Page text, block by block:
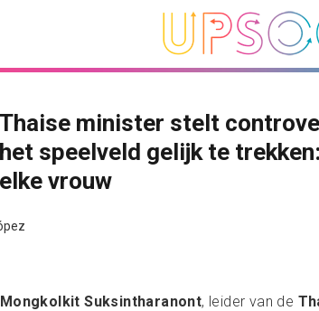
Thaise minister stelt
het speelveld gelijk te
elke vrouw
Mongkolkit Suksintharanont, leider van de